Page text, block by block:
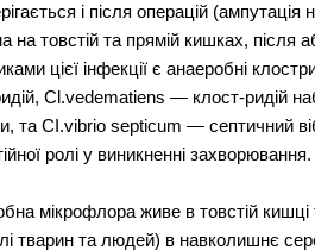
і після операцій (ампутація
на товстій та прямій кишках, після
цієї інфекції є анаеробні
Cl.vedematiens — клост-ридій
та СІ.vibrio septicum — септичний
ролі у виникненні захворювання.
мікрофлора живе в товстій
тварин та людей) в навколишнє